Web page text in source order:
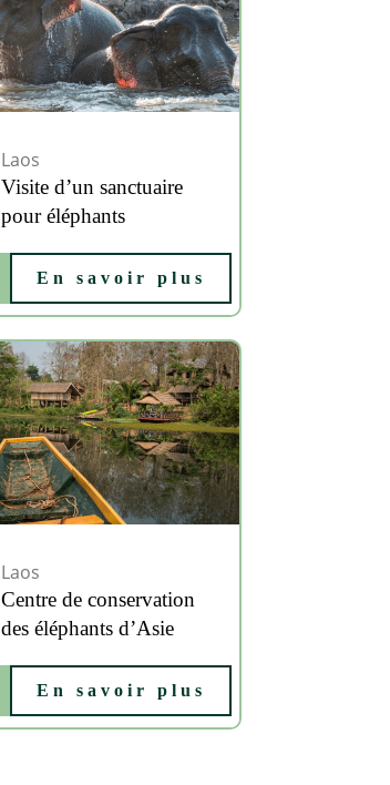
Laos
Visite d’un sanctuaire
pour éléphants
En savoir plus
Laos
Centre de conservation
des éléphants d’Asie
En savoir plus